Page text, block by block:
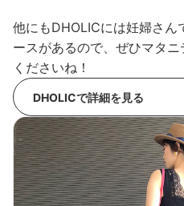
他にもDHOLICには妊婦さん
ースがあるので、ぜひマタ
くださいね！
DHOLICで詳細を見る